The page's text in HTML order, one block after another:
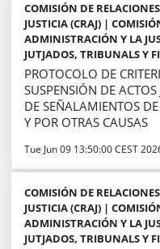
COMISIÓN DE
JUSTICIA (CRAJ) |
ADMINISTRACIÓN Y LA
JUTJADOS, TRIBUNALS Y
PROTOCOLO DE
SUSPENSIÓN DE
DE SEÑALAMIENTOS
Y POR OTRAS CAUSAS
Tue Jun 09 13:50:00 CEST
COMISIÓN DE
JUSTICIA (CRAJ) |
ADMINISTRACIÓN Y LA
JUTJADOS, TRIBUNALS Y